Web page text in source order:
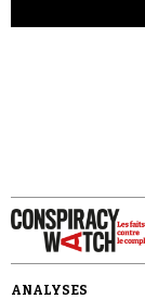
ANALYSES